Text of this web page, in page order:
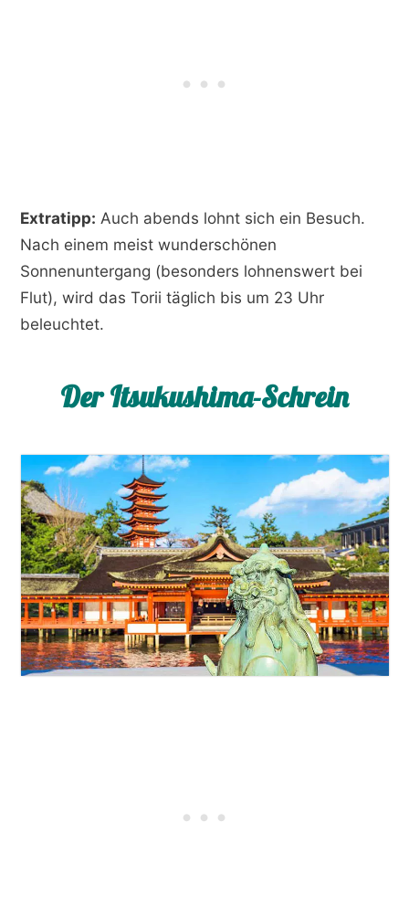
Extratipp: Auch abends lohnt sich ein Besuch.
Nach einem meist wunderschönen
Sonnenuntergang (besonders lohnenswert bei
Flut), wird das Torii täglich bis um 23 Uhr
beleuchtet.
Der Itsukushima-Schrein